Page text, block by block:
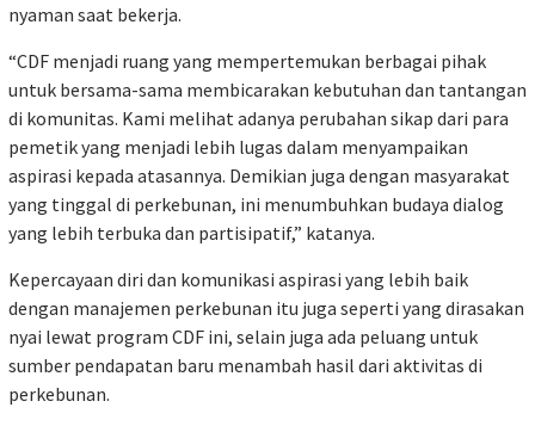
nyaman saat bekerja.
“CDF menjadi ruang yang mempertemukan berbagai pihak
untuk bersama-sama membicarakan kebutuhan dan tantangan
di komunitas. Kami melihat adanya perubahan sikap dari para
pemetik yang menjadi lebih lugas dalam menyampaikan
aspirasi kepada atasannya. Demikian juga dengan masyarakat
yang tinggal di perkebunan, ini menumbuhkan budaya dialog
yang lebih terbuka dan partisipatif,” katanya.
Kepercayaan diri dan komunikasi aspirasi yang lebih baik
dengan manajemen perkebunan itu juga seperti yang dirasakan
nyai lewat program CDF ini, selain juga ada peluang untuk
sumber pendapatan baru menambah hasil dari aktivitas di
perkebunan.